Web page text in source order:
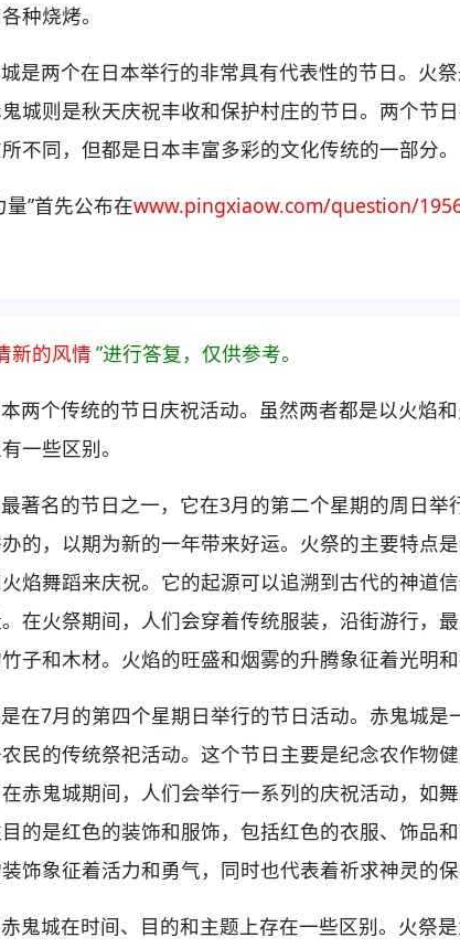
种烧烤。
是两个在日本举行的非常具有代表性的节日。火
城则是秋天庆祝丰收和保护村庄的节日。两个节日
不同，但都是日本丰富多彩的文化传统的一部分。
量”首先公布在www.pingxiaow.com/question/
新的风情 ”进行答复，仅供参考。
两个传统的节日庆祝活动。虽然两者都是以火焰和
一些区别。
著名的节日之一，它在3月的第二个星期的周日举
的，以期为新的一年带来好运。火祭的主要特点
焰舞蹈来庆祝。它的起源可以追溯到古代的神道
在火祭期间，人们会穿着传统服装，沿街游行，
子和木材。火焰的旺盛和烟雾的升腾象征着光明和
在7月的第四个星期日举行的节日活动。赤鬼城是
民的传统祭祀活动。这个节日主要是纪念农作物
赤鬼城期间，人们会举行一系列的庆祝活动，如
的是红色的装饰和服饰，包括红色的衣服、饰品
饰象征着活力和勇气，同时也代表着祈求神灵的保
鬼城在时间、目的和主题上存在一些区别。火祭